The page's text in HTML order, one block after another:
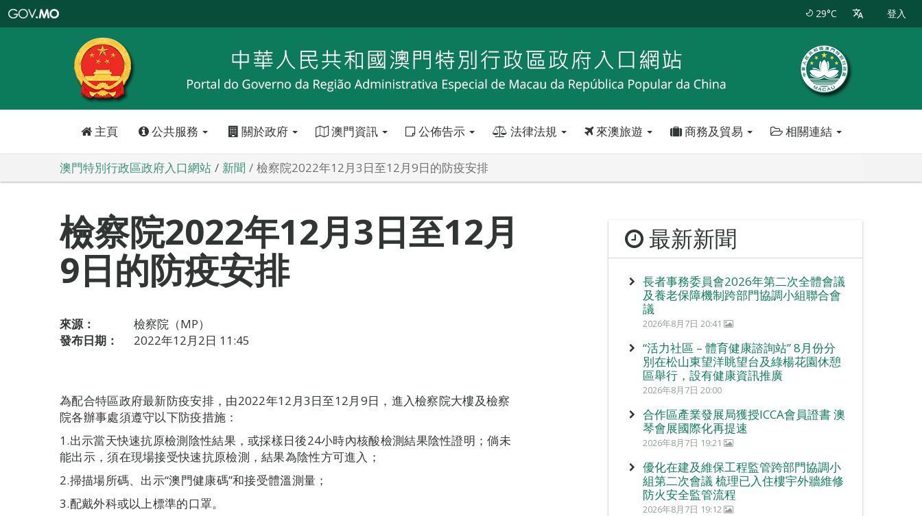
特
政
區
政
口
29°C 登入
主頁 公共服務 關於政府 澳門資訊 公佈告示 法律法規 來澳旅遊 商務及貿易 相關連結
澳門特別行政區政府入口網站 新聞 檢察院2022年12月3日至12月9日的防疫安排
檢察院2022年12月3日至12月
9日的防疫安排
來源：
檢察院（MP）
發布日期：
2022年12月2日 11:45
為配合特區政府最新防疫安排，由2022年12月3日至12月9日，進入檢察院大樓及檢察
院各辦事處須遵守以下防疫措施：
1.出示當天快速抗原檢測陰性結果，或採樣日後24小時內核酸檢測結果陰性證明；倘未
能出示，須在現場接受快速抗原檢測，結果為陰性方可進入；
2.掃描場所碼、出示“澳門健康碼”和接受體溫測量；
3.配戴外科或以上標準的口罩。
最新新聞
長者事務委員會2026年第二次全體會議
及養老保障機制跨部門協調小組聯合會
議
2026年8月7日 20:41
“活力社區 – 體育健康諮詢站” 8月份分
別在松山東望洋眺望台及綠楊花園休憩
區舉行，設有健康資訊推廣
2026年8月7日 20:00
合作區產業發展局獲授ICCA會員證書 澳
琴會展國際化再提速
2026年8月7日 19:21
優化在建及維保工程監管跨部門協調小
組第二次會議 梳理已入住樓宇外牆維修
防火安全監管流程
2026年8月7日 19:12